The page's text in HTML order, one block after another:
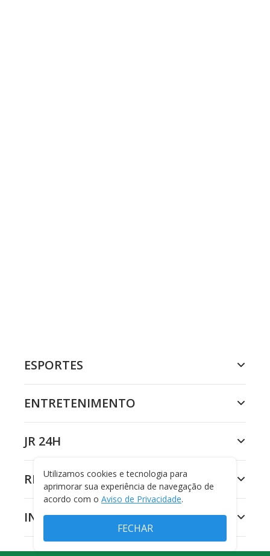
ESPORTES
ENTRETENIMENTO
JR 24H
RECORD
INSTITUCIONAL
Utilizamos cookies e tecnologia para
aprimorar sua experiência de navegação de
acordo com o Aviso de Privacidade.
FECHAR